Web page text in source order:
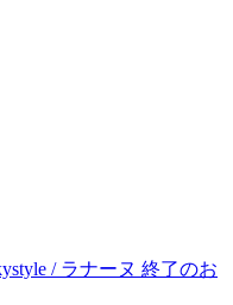
/ ラナーヌ 終了のお